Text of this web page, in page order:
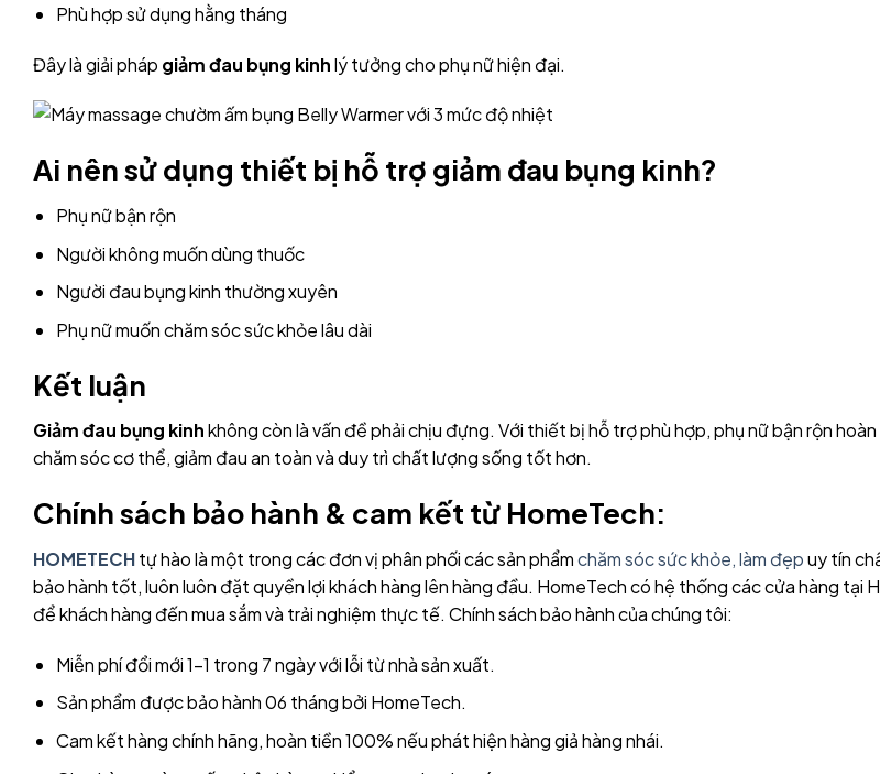
Phù hợp sử dụng hằng tháng
Đây là giải pháp giảm đau bụng kinhlý tưởng cho phụ nữ hiện đại.
Ai nên sử dụng thiết bị hỗ trợ giảm đau bụng kinh?
Phụ nữ bận rộn
Người không muốn dùng thuốc
Người đau bụng kinh thường xuyên
Phụ nữ muốn chăm sóc sức khỏe lâu dài
Kết luận
Giảm đau bụng kinhkhông còn là vấn đề phải chịu đựng. Với thiết bị hỗ trợ phù hợp, phụ nữ bận rộn
chăm sóc cơ thể, giảm đau an toàn và duy trì chất lượng sống tốt hơn.
Chính sách bảo hành & cam kết từ HomeTech:
HOMETECHtự hào là một trong các đơn vị phân phối các sản phẩmchăm sóc sức khỏe, làm đẹpuy tín
bảo hành tốt, luôn luôn đặt quyền lợi khách hàng lên hàng đầu. HomeTech có hệ thống các cửa hàng tại
để khách hàng đến mua sắm và trải nghiệm thực tế. Chính sách bảo hành của chúng tôi:
Miễn phí đổi mới 1-1 trong 7 ngày với lỗi từ nhà sản xuất.
Sản phẩm được bảo hành 06 tháng bởi HomeTech.
Cam kết hàng chính hãng, hoàn tiền 100% nếu phát hiện hàng giả hàng nhái.